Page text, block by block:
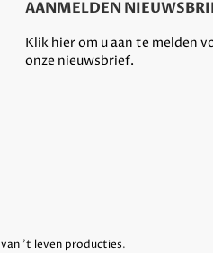
AANMELDEN
Klik hier om u aan te melden
onze nieuwsbrief.
van 't leven producties.